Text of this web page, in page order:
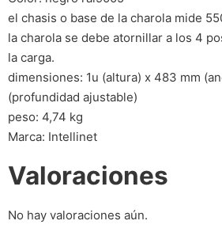
el chasis o base de la charola mide
la charola se debe atornillar a los 4
la carga.
dimensiones: 1u (altura) x 483 mm
(profundidad ajustable)
peso: 4,74 kg
Marca: Intellinet
Valoraciones
No hay valoraciones aún.